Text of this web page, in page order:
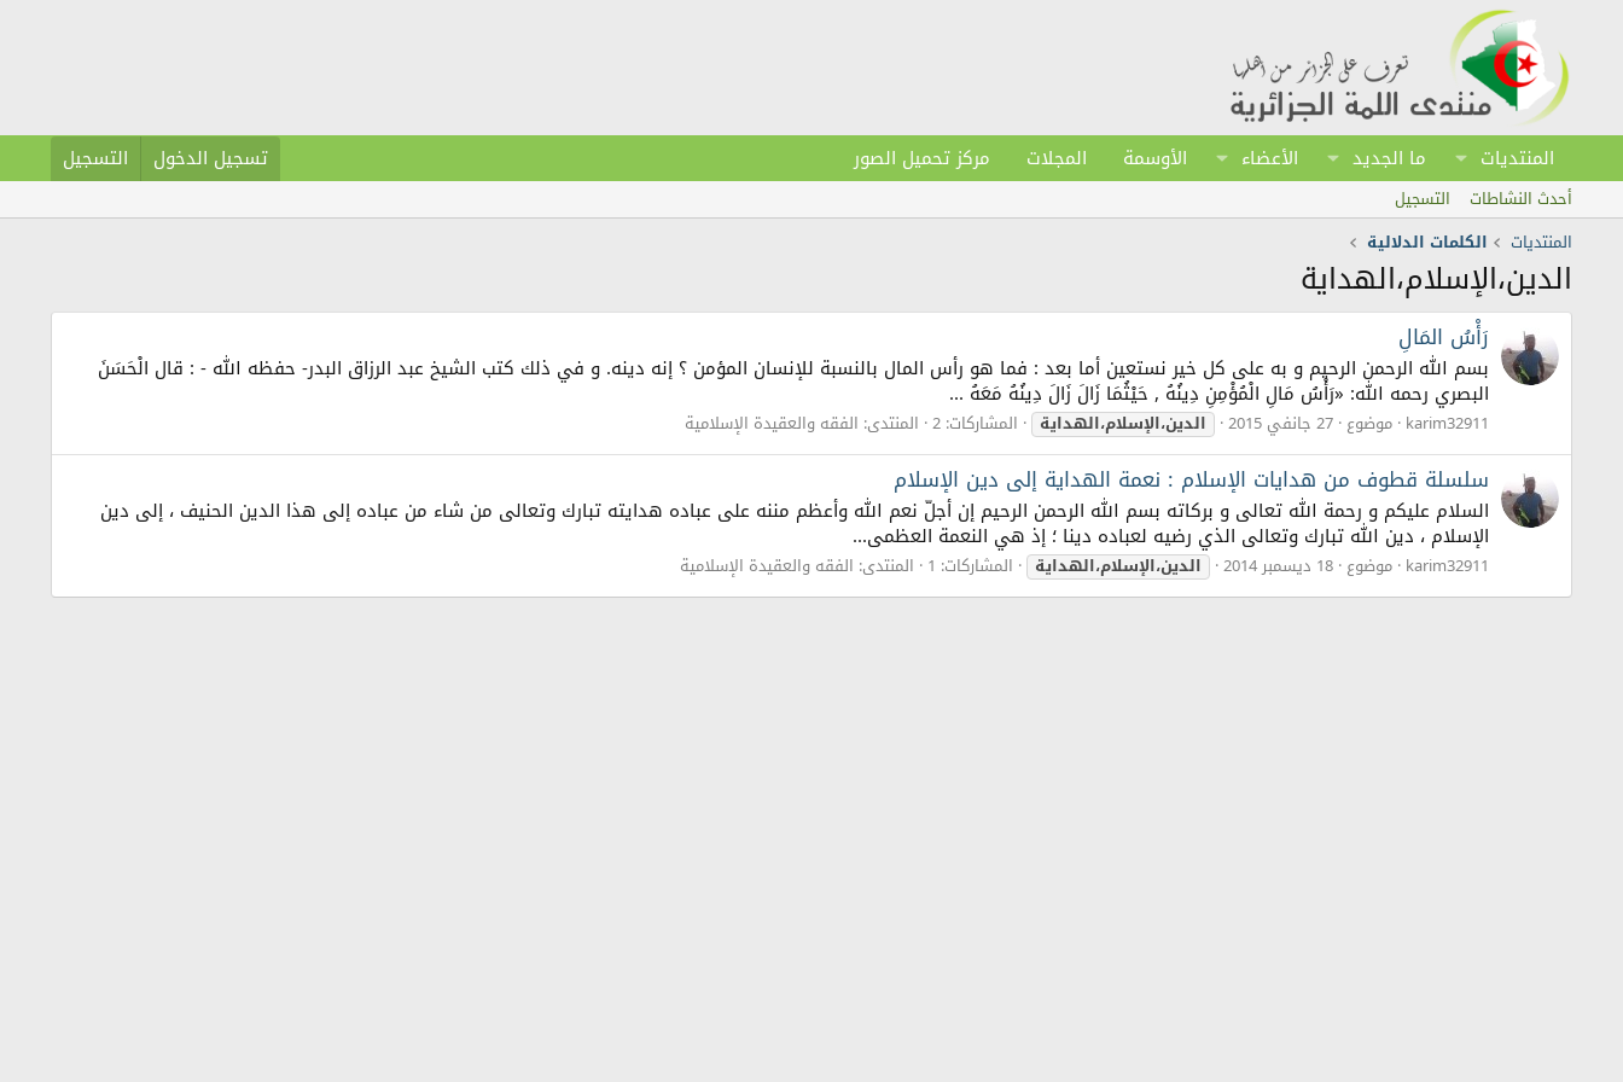
المنتديات ما الجديد الأعضاء الأوسمة المجلات مركز تحميل الصور تسجيل الدخول التسجيل
أحدث النشاطات
التسجيل
المنتديات
الكلمات الدلالية
الدين،الإسلام،الهداية
رَأْسُ المَالِ
بسم الله الرحمن الرحيم و به على كل خير نستعين أما بعد : فما هو رأس المال بالنسبة للإنسان المؤمن ؟ إنه دينه. و في ذلك كتب الشيخ عبد الرزاق البدر- حفظه الله - : قال الْحَسَنَ
البصري رحمه الله: «رَأْسُ مَالِ الْمُؤْمِنِ دِينُهُ , حَيْثُمَا زَالَ زَالَ دِينُهُ مَعَهُ ...
karim32911 موضوع 27 جانفي 2015 الدين،الإسلام،الهداية المشاركات: 2 المنتدى: الفقه والعقيدة الإسلامية
سلسلة قطوف من هدايات الإسلام : نعمة الهداية إلى دين الإسلام
السلام عليكم و رحمة الله تعالى و بركاته بسم الله الرحمن الرحيم إن أجلّ نعم الله وأعظم مننه على عباده هدايته تبارك وتعالى من شاء من عباده إلى هذا الدين الحنيف ، إلى دين
الإسلام ، دين الله تبارك وتعالى الذي رضيه لعباده دينا ؛ إذ هي النعمة العظمى...
karim32911 موضوع 18 ديسمبر 2014 الدين،الإسلام،الهداية المشاركات: 1 المنتدى: الفقه والعقيدة الإسلامية